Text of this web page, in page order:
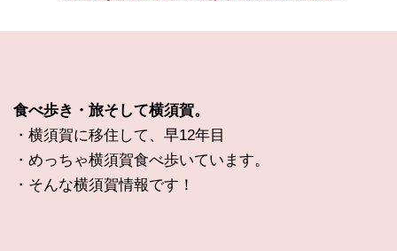
食べ歩き・旅そして横須賀。
・横須賀に移住して、早12年目
・めっちゃ横須賀食べ歩いています。
・そんな横須賀情報です！